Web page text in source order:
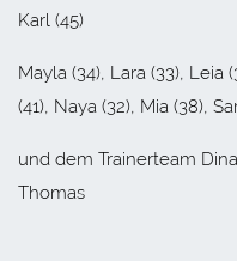
Karl (45)
Mayla (34), Lara (33), Leia
(41), Naya (32), Mia (38),
und dem Trainerteam
Thomas